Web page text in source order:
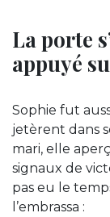
La porte
appuyé
Sophie fut
jetèrent dans
mari, elle
signaux de
pas eu le
l’embrassa :